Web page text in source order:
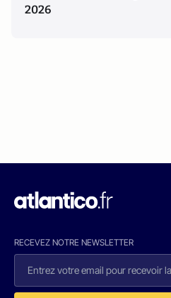
2026
RECEVEZ NOTRE NEWSLETTER